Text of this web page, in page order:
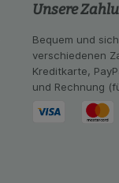
Unsere
Bequem und
verschiedenen
Kreditkarte,
und Rechnung